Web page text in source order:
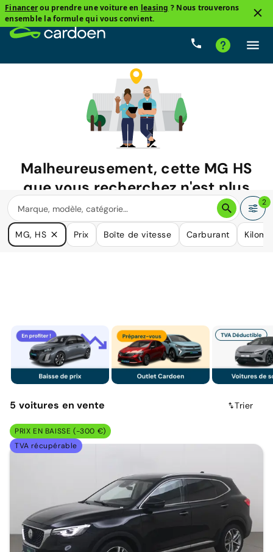
Financerou prendre une voiture en leasing ? Nous trouverons
ensemble la formule qui vous convient.
Malheureusement, cette MG HS
que vous recherchez n'est plus
disponible.
Nous avons de nombreuses voitures qui pourraient répondre
à vos besoins.
2
MG, HS Prix Boîte de vitesse Carburant
5 voitures en vente Trier
PRIX EN BAISSE (-300 €)
TVA récupérable